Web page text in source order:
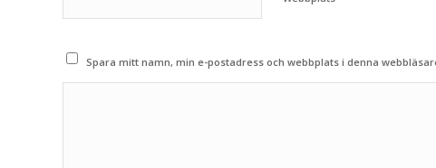
Spara mitt namn, min e-postadress och webbplats i denna